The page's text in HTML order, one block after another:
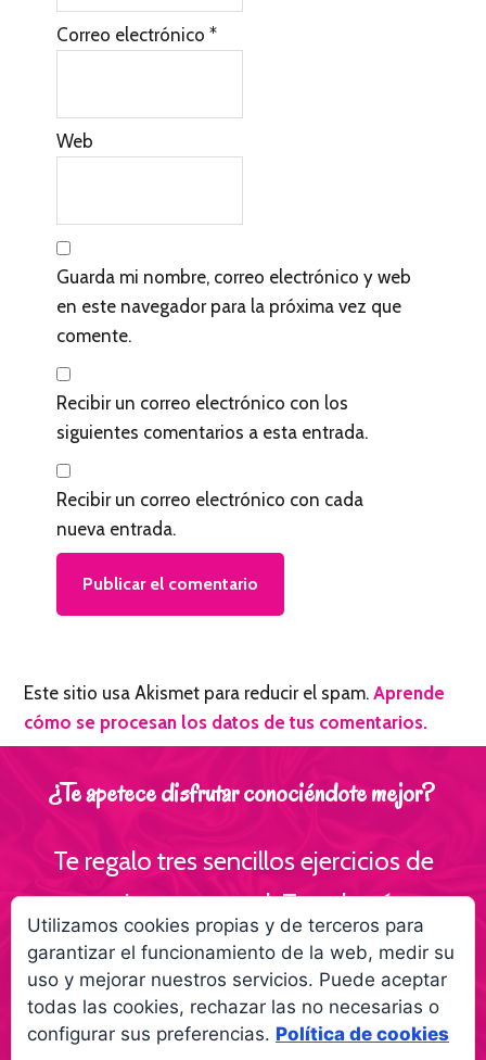
Correo electrónico*
Web
Guarda mi nombre, correo electrónico y web
en este navegador para la próxima vez que
comente.
Recibir un correo electrónico con los
siguientes comentarios a esta entrada.
Recibir un correo electrónico con cada
nueva entrada.
Este sitio usa Akismet para reducir el spam.Aprende
cómo se procesan los datos de tus comentarios.
¿Te apetece disfrutar conociéndote mejor?
Te regalo tres sencillos ejercicios de
escritura personal ¡Te volverás
interesante para ti!
Empieza a creer más en ti gracias a la
escritura
Utilizamos cookies propias y de terceros para
garantizar el funcionamiento de la web, medir su
uso y mejorar nuestros servicios. Puede aceptar
todas las cookies, rechazar las no necesarias o
configurar sus preferencias. Política de cookies